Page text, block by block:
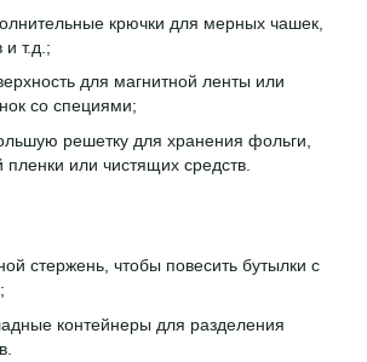
крючки для мерных чашек,
и т.д.;
для магнитной ленты или
со специями;
решетку для хранения фольги,
пленки или чистящих средств.
стержень, чтобы повесить бутылки с
контейнеры для разделения